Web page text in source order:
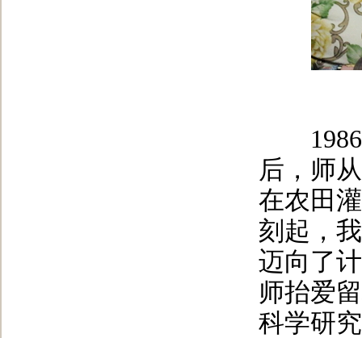
1986
后，师
在农田
刻起，
迈向了
师抬爱
科学研